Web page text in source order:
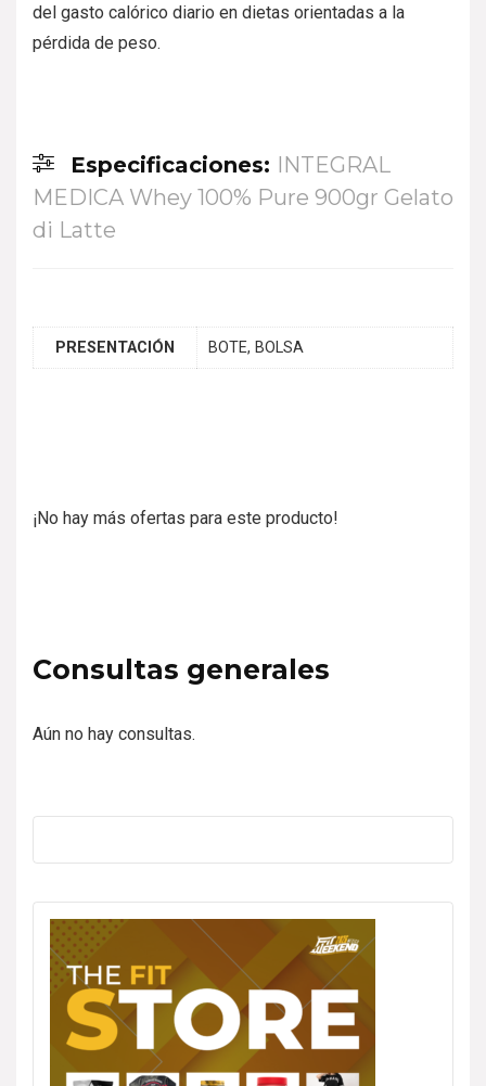
del gasto calórico diario en dietas orientadas a la
pérdida de peso.
Especificaciones: INTEGRAL
MEDICA Whey 100% Pure 900gr Gelato
di Latte
PRESENTACIÓN BOTE, BOLSA
¡No hay más ofertas para este producto!
Consultas generales
Aún no hay consultas.